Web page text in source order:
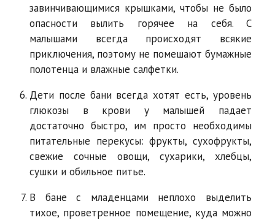
завинчивающимися крышками, чтобы не было
опасности вылить горячее на себя. С
малышами всегда происходят всякие
приключения, поэтому не помешают бумажные
полотенца и влажные салфетки.
Дети после бани всегда хотят есть, уровень
глюкозы в крови у малышей падает
достаточно быстро, им просто необходимы
питательные перекусы: фрукты, сухофрукты,
свежие сочные овощи, сухарики, хлебцы,
сушки и обильное питье.
В бане с младенцами неплохо выделить
тихое, проветренное помещение, куда можно